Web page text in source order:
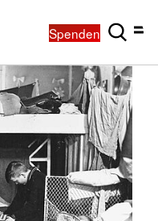
Spenden